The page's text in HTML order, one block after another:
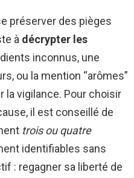
préserver des pièges
à décrypter les
inconnus, une
ou la mention “arômes”
la vigilance. Pour choisir
il est conseillé de
trois ou quatre
identifiables sans
: regagner sa liberté de